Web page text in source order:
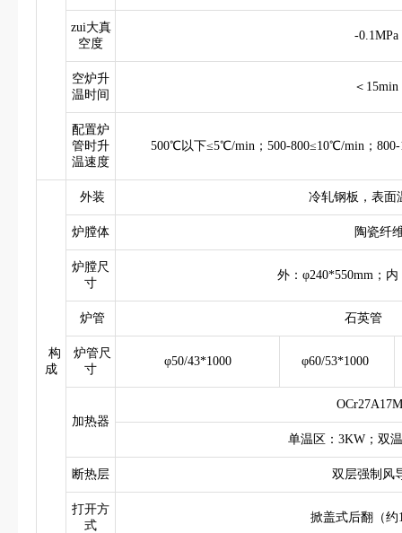
zui大真
空度
-0.1MPa
空炉升
温时间
＜15min
配置炉
管时升
温速度
500℃以下≤5℃/min；500-800≤10℃/min；
构
成
外装 冷轧钢板，表面
炉膛体 陶瓷纤
炉膛尺
寸
外：φ240*550mm；内
炉管 石英
炉管尺
寸
φ50/43*1000 φ60/53*1000
加热器
单温区：3KW；双
断热层 双层强制风
打开方
式
掀盖式后翻（约